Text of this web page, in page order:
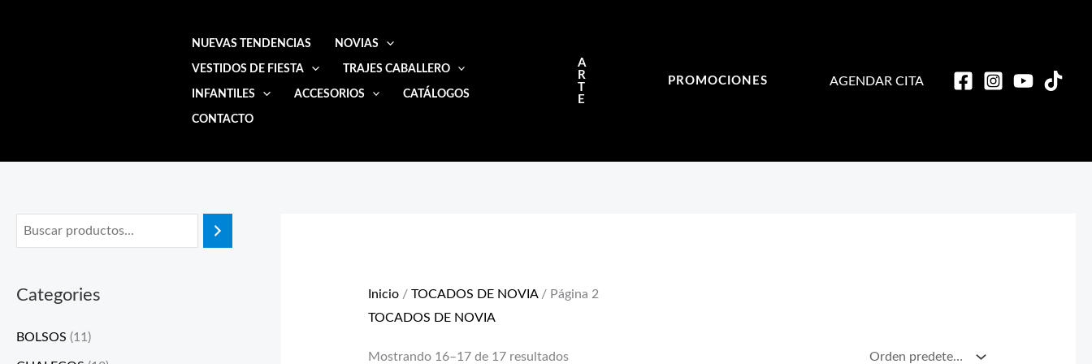
NUEVAS TENDENCIAS NOVIAS
VESTIDOS DE FIESTA TRAJES CABALLERO
INFANTILES ACCESORIOS CATÁLOGOS
CONTACTO
A
R
T
E
PROMOCIONES AGENDAR CITA
Categories
BOLSOS (11)
Inicio/ TOCADOS DE NOVIA/ Página 2
TOCADOS DE NOVIA
Mostrando 16–17 de 17 resultados